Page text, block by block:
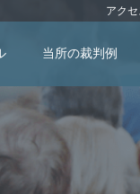
アクセ
当所の裁判例
Medicine